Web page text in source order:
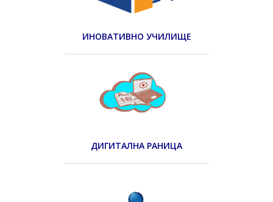
ИНОВАТИВНО УЧИЛИЩЕ
ДИГИТАЛНА РАНИЦА